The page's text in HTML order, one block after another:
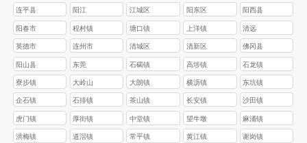
连平县 阳江 江城区 阳东区 阳西县
阳春市 程村镇 塘口镇 上洋镇 清远
英德市 连州市 清城区 清新区 佛冈县
阳山县 东莞 石碣镇 高埗镇 石龙镇
寮步镇 大岭山 大朗镇 横沥镇 东坑镇
企石镇 石排镇 茶山镇 长安镇 沙田镇
虎门镇 厚街镇 中堂镇 望牛墩 麻涌镇
洪梅镇 道滘镇 常平镇 黄江镇 谢岗镇